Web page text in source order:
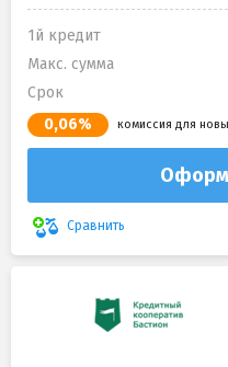
1й кредит
Макс. сумма
Срок
0,06% комиссия для
Сравнить